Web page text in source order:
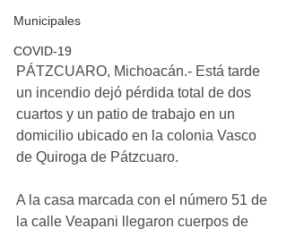
Municipales
COVID-19
PÁTZCUARO, Michoacán.- Está tarde
un incendio dejó pérdida total de dos
cuartos y un patio de trabajo en un
domicilio ubicado en la colonia Vasco
de Quiroga de Pátzcuaro.
A la casa marcada con el número 51 de
la calle Veapani llegaron cuerpos de